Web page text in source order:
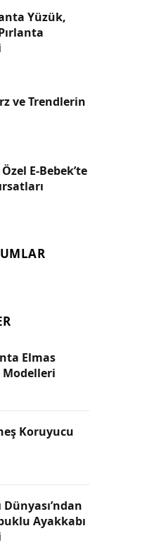
Yüzük,
ve Trendlerin
E-Bebek’te
Elmas
Modelleri
Koruyucu
Ayakkabı